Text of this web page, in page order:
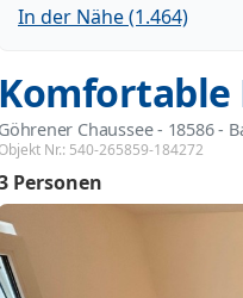
In der Nähe (1.464)
Komfortable
Göhrener Chaussee - 18586 -
Objekt Nr.: 540-265859-184272
Personen